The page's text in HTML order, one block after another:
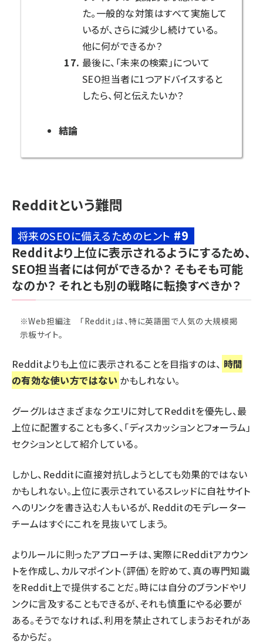
た。一般的な対策はすべて実施して
いるが、さらに減少し続けている。
他に何ができるか？
最後に、「未来の検索」について
SEO担当者に1つアドバイスすると
したら、何と伝えたいか？
結論
Redditという難問
将来のSEOに備えるためのヒント #9
Redditより上位に表示されるようにするため、
SEO担当者には何ができるか？ そもそも可能
なのか？ それとも別の戦略に転換すべきか？
※Web担編注 「Reddit」は、特に英語圏で人気の大規模掲
示板サイト。
Redditよりも上位に表示されることを目指すのは、 時間
の有効な使い方ではない かもしれない。
グーグルはさまざまなクエリに対してRedditを優先し、最
上位に配置することも多く、「ディスカッションとフォーラム」
セクションとして紹介している。
しかし、Redditに直接対抗しようとしても効果的ではない
かもしれない。上位に表示されているスレッドに自社サイト
へのリンクを書き込む人もいるが、Redditのモデレーター
チームはすぐにこれを見抜いてしまう。
よりルールに則ったアプローチは、実際にRedditアカウン
トを作成し、カルマポイント（評価）を貯めて、真の専門知識
をReddit上で提供することだ。時には自分のブランドやリ
ンクに言及することもできるが、それも慎重にやる必要が
ある。そうでなければ、利用を禁止されてしまうおそれがあ
るからだ。